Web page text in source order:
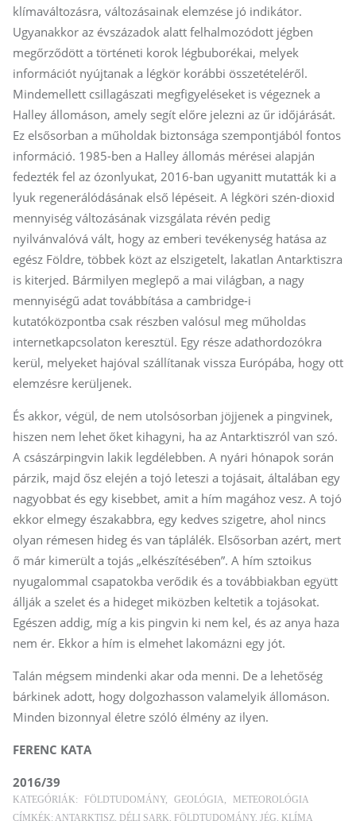
klímaváltozásra, változásainak elemzése jó indikátor.
Ugyanakkor az évszázadok alatt felhalmozódott jégben
megőrződött a történeti korok légbuborékai, melyek
információt nyújtanak a légkör korábbi összetételéről.
Mindemellett csillagászati megfigyeléseket is végeznek a
Halley állomáson, amely segít előre jelezni az űr időjárását.
Ez elsősorban a műholdak biztonsága szempontjából fontos
információ. 1985-ben a Halley állomás mérései alapján
fedezték fel az ózonlyukat, 2016-ban ugyanitt mutatták ki a
lyuk regenerálódásának első lépéseit. A légköri szén-dioxid
mennyiség változásának vizsgálata révén pedig
nyilvánvalóvá vált, hogy az emberi tevékenység hatása az
egész Földre, többek közt az elszigetelt, lakatlan Antarktiszra
is kiterjed. Bármilyen meglepő a mai világban, a nagy
mennyiségű adat továbbítása a cambridge-i
kutatóközpontba csak részben valósul meg műholdas
internetkapcsolaton keresztül. Egy része adathordozókra
kerül, melyeket hajóval szállítanak vissza Európába, hogy ott
elemzésre kerüljenek.
És akkor, végül, de nem utolsósorban jöjjenek a pingvi­nek,
hiszen nem lehet őket kihagyni, ha az Antarktiszról van szó.
A császárpingvin lakik legdélebben. A nyári hónapok során
párzik, majd ősz elején a tojó leteszi a tojásait, általában egy
nagyobbat és egy kisebbet, amit a hím magához vesz. A tojó
ekkor elmegy északabbra, egy kedves szigetre, ahol nincs
olyan rémesen hideg és van táplálék. Elsősorban azért, mert
ő már kimerült a tojás „elkészítésében”. A hím sztoikus
nyugalommal csapatokba verődik és a továbbiakban együtt
állják a szelet és a hideget miközben keltetik a tojásokat.
Egészen addig, míg a kis pingvin ki nem kel, és az anya haza
nem ér. Ekkor a hím is elmehet lakomázni egy jót.
Talán mégsem mindenki akar oda menni. De a lehetőség
bárkinek adott, hogy dolgozhasson valamelyik állomáson.
Minden bizonnyal életre szóló élmény az ilyen.
FERENC KATA
2016/39
KATEGÓRIÁK: FÖLDTUDOMÁNY GEOLÓGIA
METEOROLÓGIA
CÍMKÉK: ANTARKTISZ DÉLI SARK FÖLDTUDOMÁNY JÉG KLÍMA